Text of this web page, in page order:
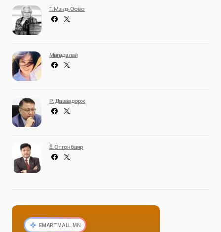
Г. Мэнд-Ооёо
Мөнгөндалай
Р. Даваадорж
Ё. Отгонбаяр
EMARTMALL.MN